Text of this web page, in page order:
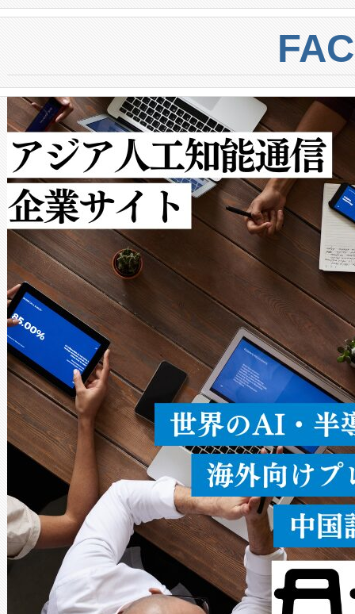
centers. Voltaiqは、ai&のAI
からシステム統合、試運転、
クルの各段階のデータを監視
[…]
ートル先まで検出でき、これ
トに対して約600メートルに
では、反射率10％のターゲッ
で向上し、最大検知距離は
ットだけで最大1キロメート
ルの変電所周囲を監視でき、
作業と点群処理を簡素化でき
Avia 2は、2種類のFOVオプシ
× 80°のノーマルモード、長
ードを切り替えて使用するこ
ることなく、単一のデバイス
うにします。遠距離まで届く
密度なスキャ […]